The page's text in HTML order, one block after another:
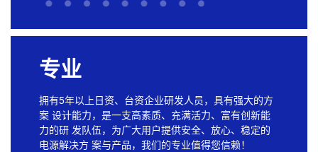
专业
拥有5年以上日资、台资企业研发人员，具有强大的方
案 设计能力，是一支高素质、充满活力、富有创新能
力的研 发队伍，为广大用户提供安全、放心、稳定的
电源解决方 案与产品，我们的专业值得您信赖！